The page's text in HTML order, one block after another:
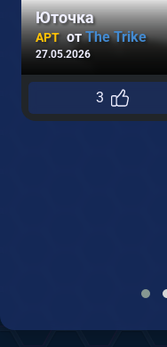
Юточка
АРТ отThe Trike
27.05.2026
3